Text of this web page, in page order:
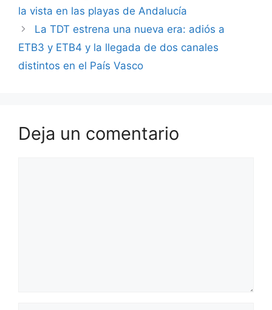
la vista en las playas de Andalucía
La TDT estrena una nueva era: adiós a
ETB3 y ETB4 y la llegada de dos canales
distintos en el País Vasco
Deja un comentario